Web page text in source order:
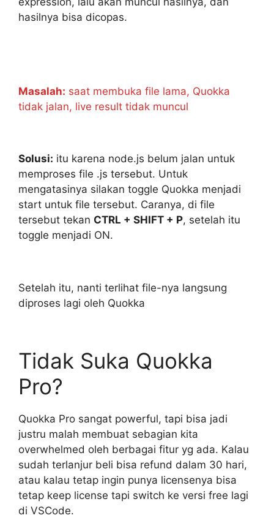
hasilnya bisa dicopas.
Masalah: saat membuka file lama, Quokka
tidak jalan, live result tidak muncul
Solusi: itu karena node.js belum jalan untuk
memproses file .js tersebut. Untuk
mengatasinya silakan toggle Quokka menjadi
start untuk file tersebut. Caranya, di file
tersebut tekan CTRL + SHIFT + P, setelah itu
toggle menjadi ON.
Setelah itu, nanti terlihat file-nya langsung
diproses lagi oleh Quokka
Tidak Suka Quokka
Pro?
Quokka Pro sangat powerful, tapi bisa jadi
justru malah membuat sebagian kita
overwhelmed oleh berbagai fitur yg ada. Kalau
sudah terlanjur beli bisa refund dalam 30 hari,
atau kalau tetap ingin punya licensenya bisa
tetap keep license tapi switch ke versi free lagi
di VSCode.